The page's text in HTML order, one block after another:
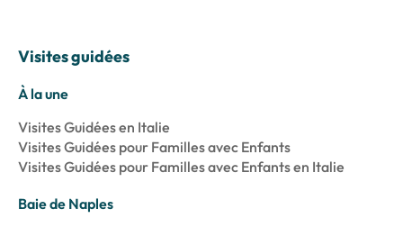
Visites guidées
À la une
Visites Guidées en Italie
Visites Guidées pour Familles avec Enfants
Visites Guidées pour Familles avec Enfants en Italie
Baie de Naples